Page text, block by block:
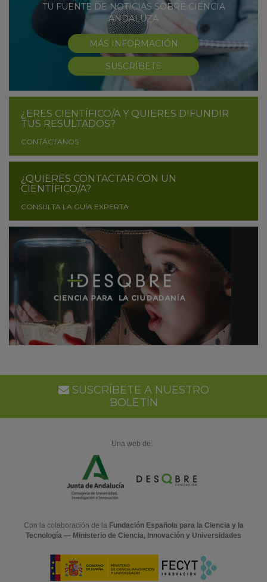
TU FUENTE DE NOTICIAS SOBRE CIENCIA
ANDALUZA
MÁS INFORMACIÓN
SUSCRÍBETE
¿ERES CIENTÍFICO/A Y QUIERES DIFUNDIR
TUS RESULTADOS?
CONTÁCTANOS
¿QUIERES CONTACTAR CON UN
CIENTÍFICO/A?
CONSULTA LA GUÍA EXPERTA
SUSCRÍBETE A NUESTRO
BOLETÍN
Una web de:
Con la colaboración de la Fundación Española para la Ciencia y la
Tecnología — Ministerio de Ciencia, Innovación y Universidades